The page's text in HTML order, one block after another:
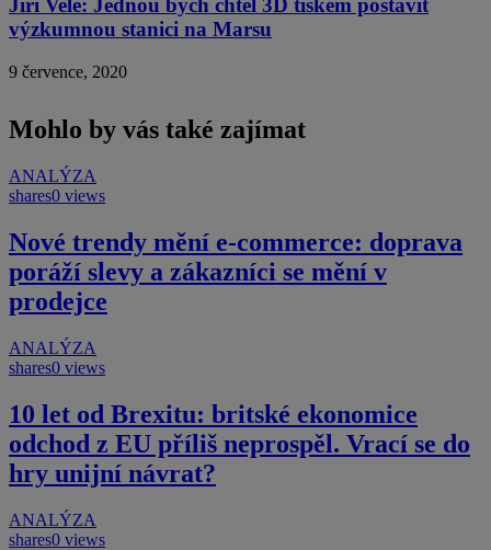
Jiří Vele: Jednou bych chtěl 3D tiskem postavit
výzkumnou stanici na Marsu
9 července, 2020
Mohlo by vás také zajímat
ANALÝZA
shares0 views
Nové trendy mění e-commerce: doprava
poráží slevy a zákazníci se mění v
prodejce
ANALÝZA
shares0 views
10 let od Brexitu: britské ekonomice
odchod z EU příliš neprospěl. Vrací se do
hry unijní návrat?
ANALÝZA
shares0 views